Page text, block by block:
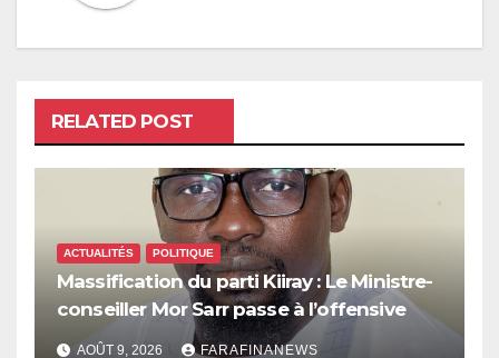
RELATED POST
ACTUALITÉS POLITIQUE
Massification du parti Kiiray : Le Ministre-
conseiller Mor Sarr passe à l’offensive
AOÛT 9, 2026 FARAFINANEWS